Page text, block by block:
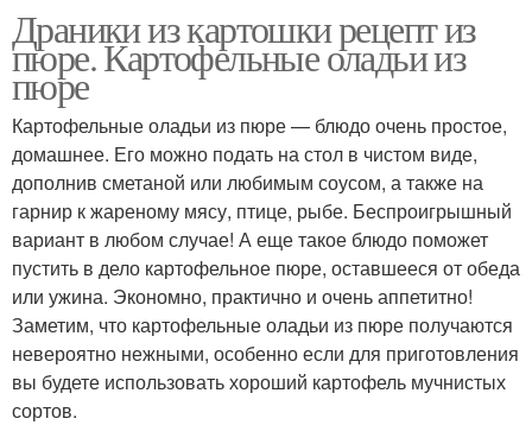
Драники из картошки рецепт из
пюре. Картофельные оладьи из
пюре
Картофельные оладьи из пюре — блюдо очень простое,
домашнее. Его можно подать на стол в чистом виде,
дополнив сметаной или любимым соусом, а также на
гарнир к жареному мясу, птице, рыбе. Беспроигрышный
вариант в любом случае! А еще такое блюдо поможет
пустить в дело картофельное пюре, оставшееся от обеда
или ужина. Экономно, практично и очень аппетитно!
Заметим, что картофельные оладьи из пюре получаются
невероятно нежными, особенно если для приготовления
вы будете использовать хороший картофель мучнистых
сортов.